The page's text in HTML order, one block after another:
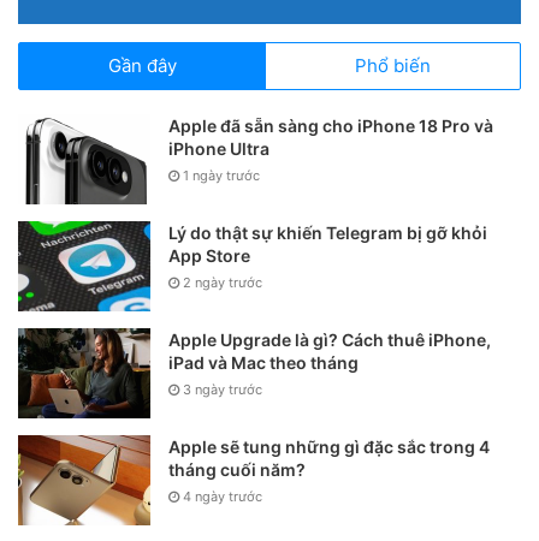
Gần đây Phổ biến
Apple đã sẵn sàng cho iPhone 18 Pro và
iPhone Ultra
1 ngày trước
Lý do thật sự khiến Telegram bị gỡ khỏi
App Store
2 ngày trước
Apple Upgrade là gì? Cách thuê iPhone,
iPad và Mac theo tháng
3 ngày trước
Apple sẽ tung những gì đặc sắc trong 4
tháng cuối năm?
4 ngày trước